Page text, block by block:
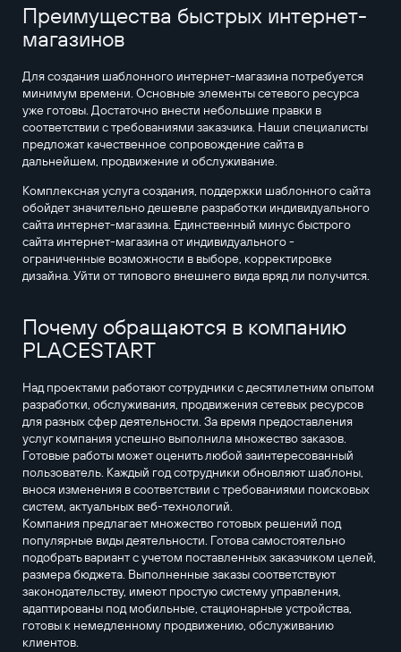
Преимущества быстрых интернет-
магазинов
Для создания шаблонного интернет-магазина потребуется
минимум времени. Основные элементы сетевого ресурса
уже готовы. Достаточно внести небольшие правки в
соответствии с требованиями заказчика. Наши специалисты
предложат качественное сопровождение сайта в
дальнейшем, продвижение и обслуживание.
Комплексная услуга создания, поддержки шаблонного сайта
обойдет значительно дешевле разработки индивидуального
сайта интернет-магазина. Единственный минус быстрого
сайта интернет-магазина от индивидуального -
ограниченные возможности в выборе, корректировке
дизайна. Уйти от типового внешнего вида вряд ли получится.
Почему обращаются в компанию
PLACESTART
Над проектами работают сотрудники с десятилетним опытом
разработки, обслуживания, продвижения сетевых ресурсов
для разных сфер деятельности. За время предоставления
услуг компания успешно выполнила множество заказов.
Готовые работы может оценить любой заинтересованный
пользователь. Каждый год сотрудники обновляют шаблоны,
внося изменения в соответствии с требованиями поисковых
систем, актуальных веб-технологий.
Компания предлагает множество готовых решений под
популярные виды деятельности. Готова самостоятельно
подобрать вариант с учетом поставленных заказчиком целей,
размера бюджета. Выполненные заказы соответствуют
законодательству, имеют простую систему управления,
адаптированы под мобильные, стационарные устройства,
готовы к немедленному продвижению, обслуживанию
клиентов.